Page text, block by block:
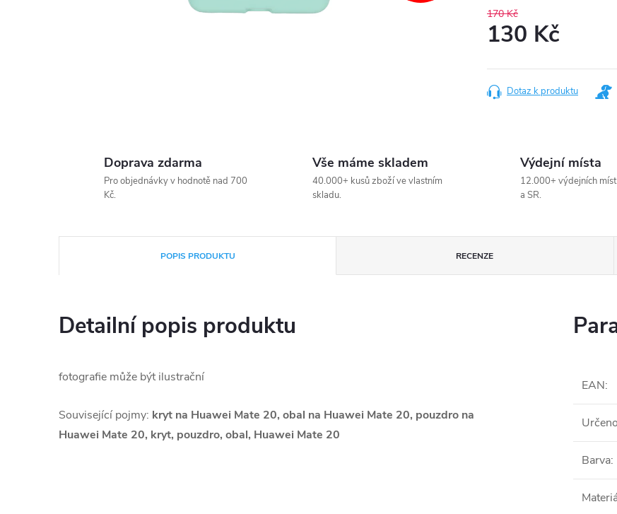
170 Kč
130 Kč
cena:
Dotaz k produktu
Doprava zdarma
Pro objednávky v hodnotě nad 700
Kč.
Vše máme skladem
40.000+ kusů zboží ve vlastním
skladu.
Výdejní místa
12.000+ výdejních míst
a SR.
POPIS PRODUKTU RECENZE
Detailní popis produktu
fotografie může být ilustrační
Související pojmy: kryt na Huawei Mate 20, obal na Huawei Mate 20, pouzdro na
Huawei Mate 20, kryt, pouzdro, obal, Huawei Mate 20
EAN:
Barva: